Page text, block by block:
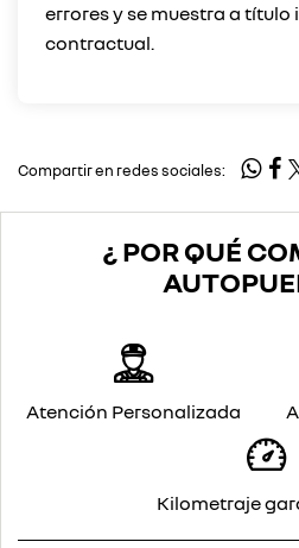
errores y se muestra a
Compartir en redes sociales:
¿ POR QUÉ
Atención Personalizada
Kilometraje